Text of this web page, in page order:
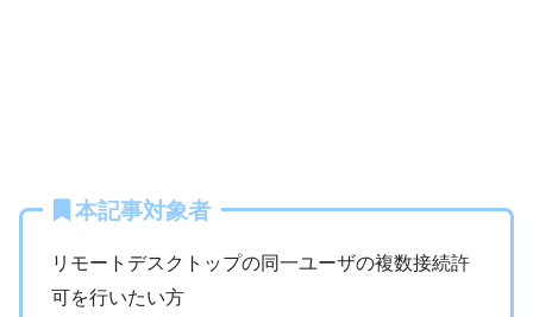
本記事対象者
リモートデスクトップの同一ユーザの複数接続許
可を行いたい方